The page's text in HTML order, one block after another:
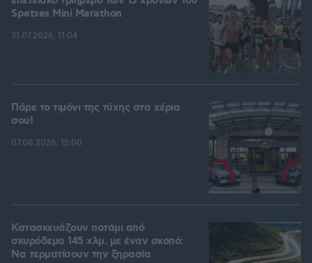
Spetses Mini Marathon
31.07.2026, 11:04
Πάρε το τιμόνι της τύχης στα χέρια
σου!
07.08.2026, 15:00
Κατασκευάζουν ποτάμι από
σκυρόδεμα 145 χλμ. με έναν σκοπό:
Να τερματίσουν την ξηρασία